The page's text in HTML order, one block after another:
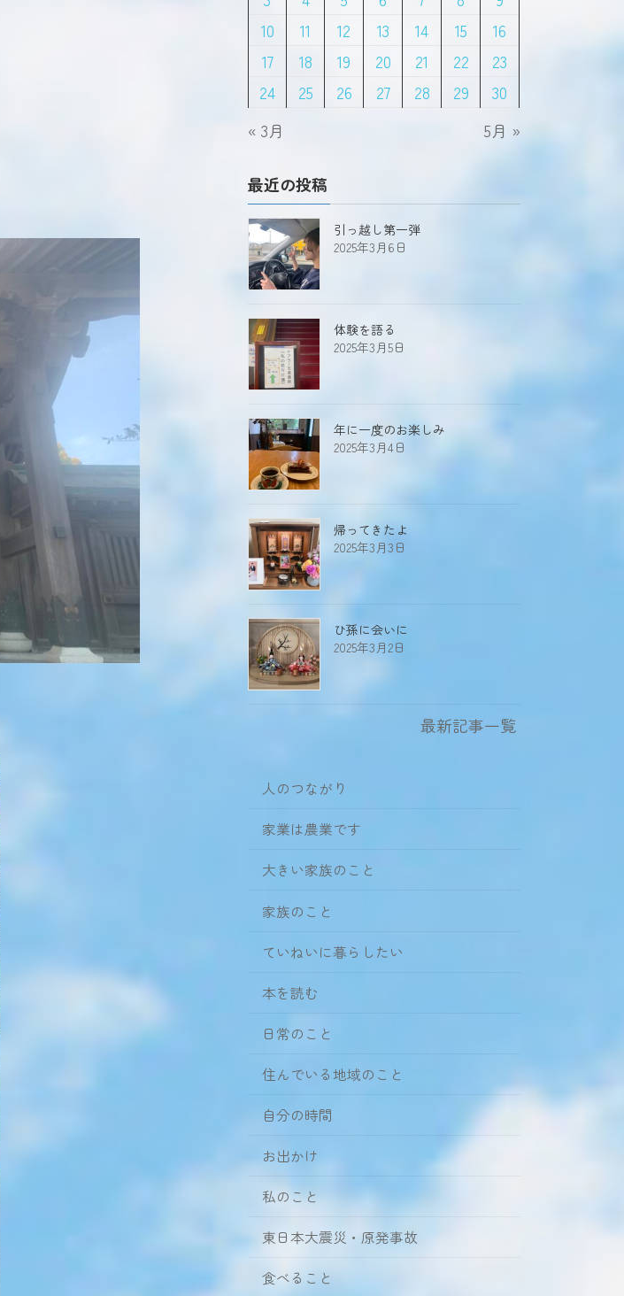
10
11 12 13 14 15
16
17
18 19 20 21 22
23
24
25 26 27 28 29
30
« 3月
5月 »
最近の投稿
引っ越し第一弾
2025年3月6日
体験を語る
2025年3月5日
年に一度のお楽しみ
2025年3月4日
帰ってきたよ
2025年3月3日
ひ孫に会いに
2025年3月2日
最新記事一覧
人のつながり
家業は農業です
大きい家族のこと
家族のこと
ていねいに暮らしたい
本を読む
日常のこと
住んでいる地域のこと
自分の時間
お出かけ
私のこと
東日本大震災・原発事故
食べること